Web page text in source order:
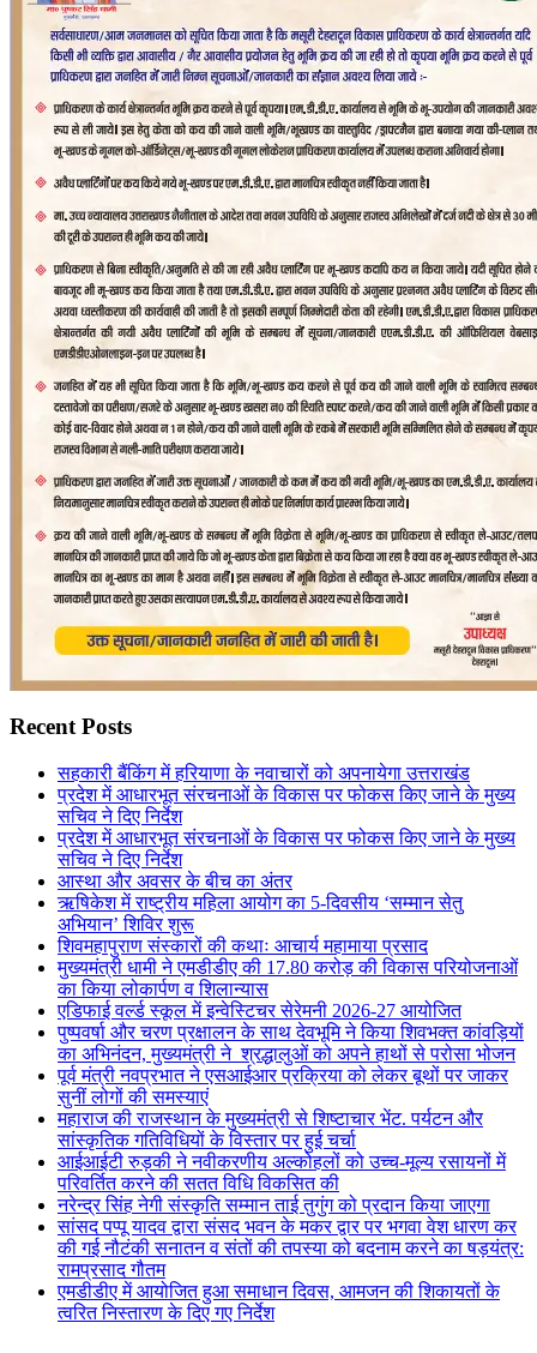
Recent Posts
सहकारी बैंकिंग में हरियाणा के नवाचारों को अपनायेगा उत्तराखंड
प्रदेश में आधारभूत संरचनाओं के विकास पर फोकस किए जाने के मुख्य
सचिव ने दिए निर्देश
प्रदेश में आधारभूत संरचनाओं के विकास पर फोकस किए जाने के मुख्य
सचिव ने दिए निर्देश
आस्था और अवसर के बीच का अंतर
ऋषिकेश में राष्ट्रीय महिला आयोग का 5-दिवसीय ‘सम्मान सेतु
अभियान’ शिविर शुरू
शिवमहापुराण संस्कारों की कथाः आचार्य महामाया प्रसाद
मुख्यमंत्री धामी ने एमडीडीए की 17.80 करोड़ की विकास परियोजनाओं
का किया लोकार्पण व शिलान्यास
एडिफाई वर्ल्ड स्कूल में इन्वेस्टिचर सेरेमनी 2026-27 आयोजित
पुष्पवर्षा और चरण प्रक्षालन के साथ देवभूमि ने किया शिवभक्त कांवड़ियों
का अभिनंदन, मुख्यमंत्री ने श्रद्धालुओं को अपने हाथों से परोसा भोजन
पूर्व मंत्री नवप्रभात ने एसआईआर प्रक्रिया को लेकर बूथों पर जाकर
सुनीं लोगों की समस्याएं
महाराज की राजस्थान के मुख्यमंत्री से शिष्टाचार भेंट. पर्यटन और
सांस्कृतिक गतिविधियों के विस्तार पर हुई चर्चा
आईआईटी रुड़की ने नवीकरणीय अल्कोहलों को उच्च-मूल्य रसायनों में
परिवर्तित करने की सतत विधि विकसित की
नरेन्द्र सिंह नेगी संस्कृति सम्मान ताई तुगुंग को प्रदान किया जाएगा
सांसद पप्पू यादव द्वारा संसद भवन के मकर द्वार पर भगवा वेश धारण कर
की गई नौटंकी सनातन व संतों की तपस्या को बदनाम करने का षड़यंत्र:
रामप्रसाद गौतम
एमडीडीए में आयोजित हुआ समाधान दिवस, आमजन की शिकायतों के
त्वरित निस्तारण के दिए गए निर्देश